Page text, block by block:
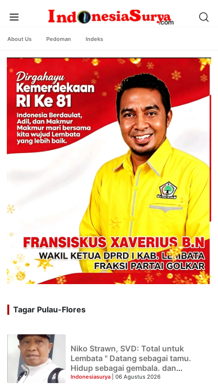
About Us Pedoman Indeks
Tagar Pulau-Flores
Niko Strawn, SVD: Total untuk
Lembata " Datang sebagai tamu.
Hidup sebagai gembala. dan
Berpulang sebagai putra Lembata
Indonesiasurya | 06 Agustus 2026